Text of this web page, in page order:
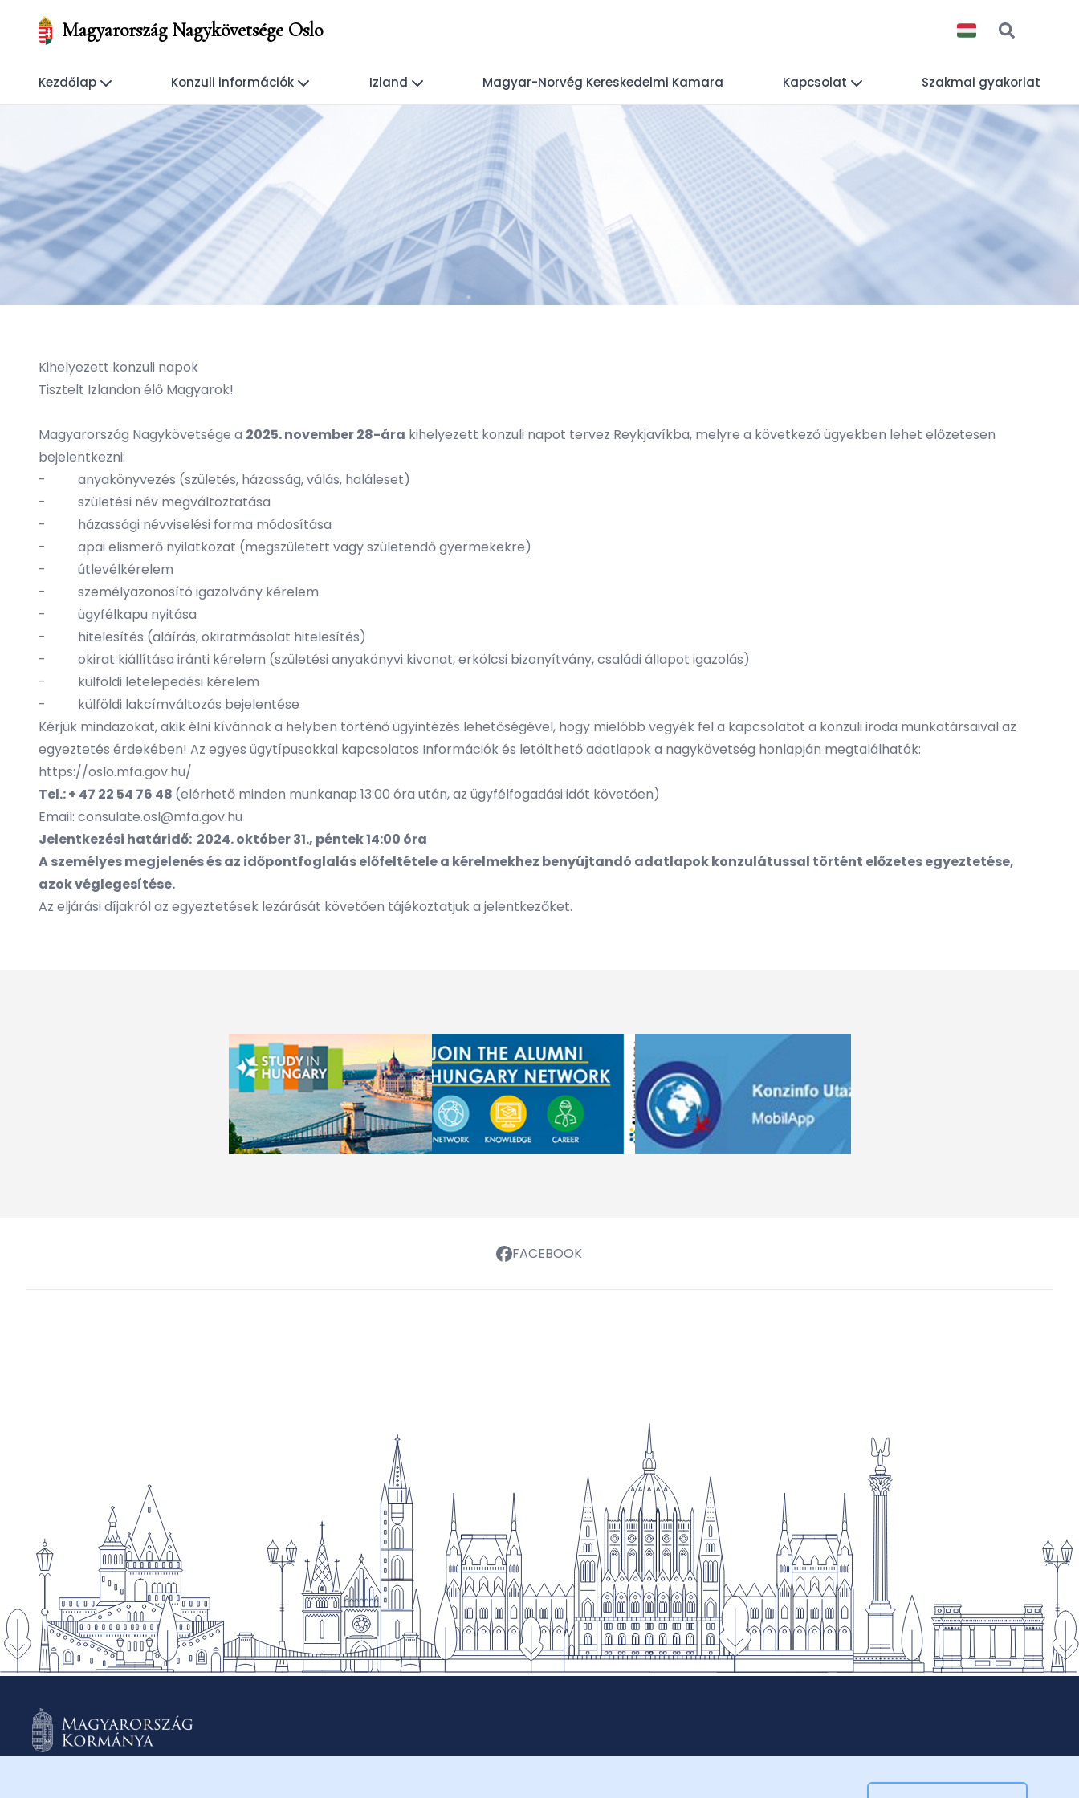
Magyarország Nagykövetsége Oslo
Kezdőlap Konzuli információk Izland Magyar-Norvég Kereskedelmi Kamara Kapcsolat Szakmai gyakorlat
Kihelyezett konzuli napok
Tisztelt Izlandon élő Magyarok!
Magyarország Nagykövetsége a 2025. november 28-ára kihelyezett konzuli napot tervez Reykjavíkba, melyre a következő ügyekben lehet előzetesen
bejelentkezni:
- anyakönyvezés (születés, házasság, válás, haláleset)
- születési név megváltoztatása
- házassági névviselési forma módosítása
- apai elismerő nyilatkozat (megszületett vagy születendő gyermekekre)
- útlevélkérelem
- személyazonosító igazolvány kérelem
- ügyfélkapu nyitása
- hitelesítés (aláírás, okiratmásolat hitelesítés)
- okirat kiállítása iránti kérelem (születési anyakönyvi kivonat, erkölcsi bizonyítvány, családi állapot igazolás)
- külföldi letelepedési kérelem
- külföldi lakcímváltozás bejelentése
Kérjük mindazokat, akik élni kívánnak a helyben történő ügyintézés lehetőségével, hogy mielőbb vegyék fel a kapcsolatot a konzuli iroda munkatársaival az
egyeztetés érdekében! Az egyes ügytípusokkal kapcsolatos Információk és letölthető adatlapok a nagykövetség honlapján megtalálhatók:
https://oslo.mfa.gov.hu/
Tel.: + 47 22 54 76 48 (elérhető minden munkanap 13:00 óra után, az ügyfélfogadási időt követően)
Email: consulate.osl@mfa.gov.hu
Jelentkezési határidő: 2024. október 31., péntek 14:00 óra
A személyes megjelenés és az időpontfoglalás előfeltétele a kérelmekhez benyújtandó adatlapok konzulátussal történt előzetes egyeztetése,
azok véglegesítése.
Az eljárási díjakról az egyeztetések lezárását követően tájékoztatjuk a jelentkezőket.
FACEBOOK